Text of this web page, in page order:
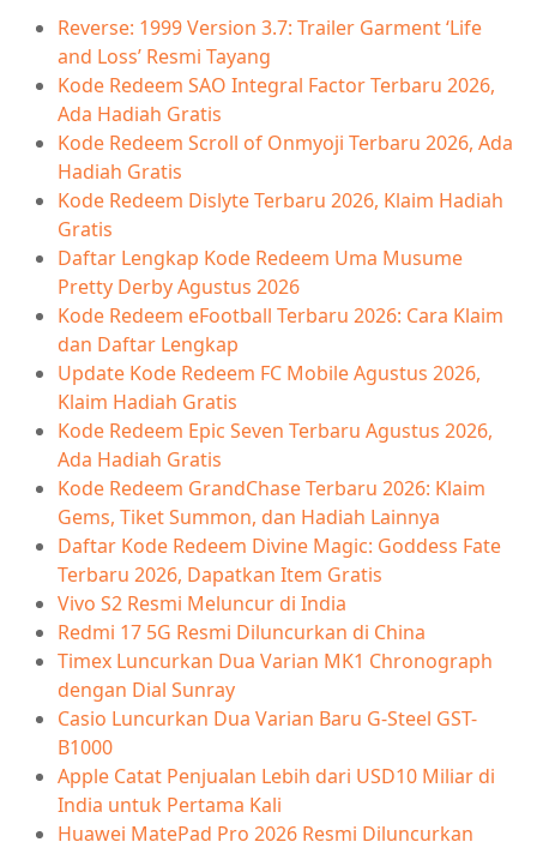
Reverse: 1999 Version 3.7: Trailer Garment ‘Life
and Loss’ Resmi Tayang
Kode Redeem SAO Integral Factor Terbaru 2026,
Ada Hadiah Gratis
Kode Redeem Scroll of Onmyoji Terbaru 2026, Ada
Hadiah Gratis
Kode Redeem Dislyte Terbaru 2026, Klaim Hadiah
Gratis
Daftar Lengkap Kode Redeem Uma Musume
Pretty Derby Agustus 2026
Kode Redeem eFootball Terbaru 2026: Cara Klaim
dan Daftar Lengkap
Update Kode Redeem FC Mobile Agustus 2026,
Klaim Hadiah Gratis
Kode Redeem Epic Seven Terbaru Agustus 2026,
Ada Hadiah Gratis
Kode Redeem GrandChase Terbaru 2026: Klaim
Gems, Tiket Summon, dan Hadiah Lainnya
Daftar Kode Redeem Divine Magic: Goddess Fate
Terbaru 2026, Dapatkan Item Gratis
Vivo S2 Resmi Meluncur di India
Redmi 17 5G Resmi Diluncurkan di China
Timex Luncurkan Dua Varian MK1 Chronograph
dengan Dial Sunray
Casio Luncurkan Dua Varian Baru G-Steel GST-
B1000
Apple Catat Penjualan Lebih dari USD10 Miliar di
India untuk Pertama Kali
Huawei MatePad Pro 2026 Resmi Diluncurkan